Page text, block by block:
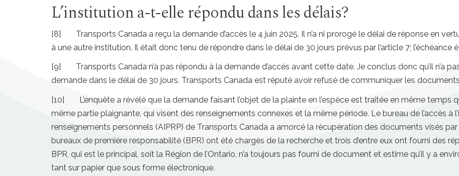
L’institution a-t-elle répondu dans les délais?
[8]
Transports Canada a reçu la demande d’accès le 4 juin 2025. Il n’a ni prorogé le délai de réponse en
à une autre institution. Il était donc tenu de répondre dans le délai de 30 jours prévus par l’article 7; l’échéance
[9]
Transports Canada n’a pas répondu à la demande d’accès avant cette date. Je conclus donc qu’il n’a
demande dans le délai de 30 jours. Transports Canada est réputé avoir refusé de communiquer les
[10]
L’enquête a révélé que la demande faisant l’objet de la plainte en l’espèce est traitée en même
même partie plaignante, qui visent des renseignements connexes et la même période. Le bureau de l’accès à
renseignements personnels (AIPRP) de Transports Canada a amorcé la récupération des documents visés
bureaux de première responsabilité (BPR) ont été chargés de la recherche et trois d’entre eux ont fourni des
BPR, qui est le principal, soit la Région de l’Ontario, n’a toujours pas fourni de document et estime qu’il y a
tant sur papier que sous forme électronique.